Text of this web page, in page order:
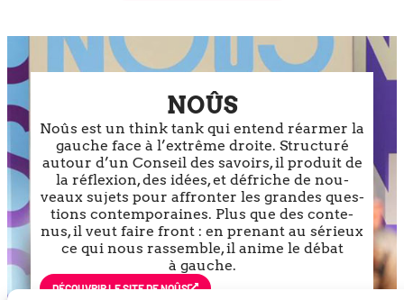
NOÛS
Noûs est un think tank qui entend réar­mer la
gauche face à l’ex­trême droite. Structuré
autour d’un Conseil des savoirs, il pro­duit de
la réflexion, des idées, et défriche de nou­
veaux sujets pour affron­ter les grandes ques­
tions contem­po­raines. Plus que des conte­
nus, il veut faire front : en pre­nant au sérieux
ce qui nous ras­semble, il anime le débat
à gauche.
DÉCOU­VRIR LE SITE DE NOÛS